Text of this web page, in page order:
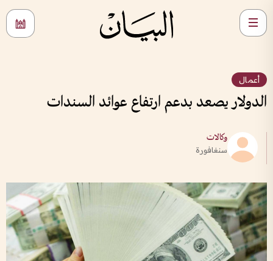
أعمال
الدولار يصعد بدعم ارتفاع عوائد السندات
وكالات
سنغافورة